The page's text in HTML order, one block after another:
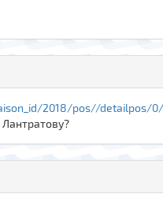
2018/pos//detailpos/